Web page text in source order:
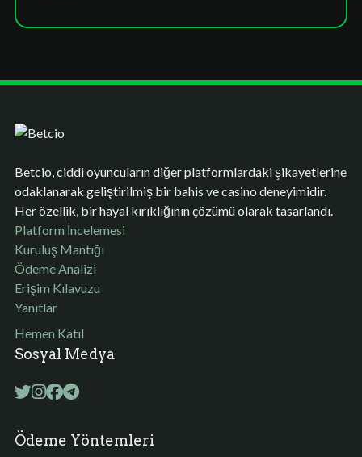
Betcio, ciddi oyuncuların diğer platformlardaki şikayetlerine
odaklanarak geliştirilmiş bir bahis ve casino deneyimidir.
Her özellik, bir hayal kırıklığının çözümü olarak tasarlandı.
Platform İncelemesi
Kuruluş Mantığı
Ödeme Analizi
Erişim Kılavuzu
Yanıtlar
Hemen Katıl
Sosyal Medya
Ödeme Yöntemleri